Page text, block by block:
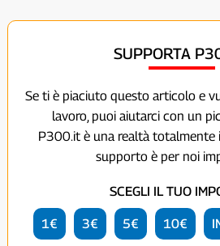
SUPPORTA
Se ti è piaciuto questo articolo e
lavoro, puoi aiutarci con un
P300.it è una realtà totalmente
supporto è per noi
SCEGLI IL TUO
1€ 3€ 5€ 10€